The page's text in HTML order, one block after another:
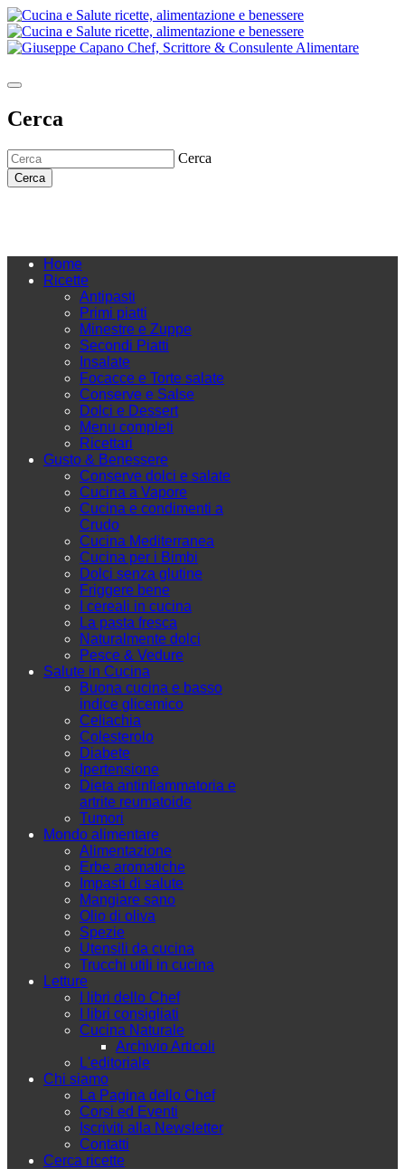
Cerca
Cerca
Cerca
Home
Ricette
Antipasti
Primi piatti
Minestre e Zuppe
Secondi Piatti
Insalate
Focacce e Torte salate
Conserve e Salse
Dolci e Dessert
Menu completi
Ricettari
Gusto & Benessere
Conserve dolci e salate
Cucina a Vapore
Cucina e condimenti a
Crudo
Cucina Mediterranea
Cucina per i Bimbi
Dolci senza glutine
Friggere bene
I cereali in cucina
La pasta fresca
Naturalmente dolci
Pesce & Vedure
Salute in Cucina
Buona cucina e basso
indice glicemico
Celiachia
Colesterolo
Diabete
Ipertensione
Dieta antinfiammatoria e
artrite reumatoide
Tumori
Mondo alimentare
Alimentazione
Erbe aromatiche
Impasti di salute
Mangiare sano
Olio di oliva
Spezie
Utensili da cucina
Trucchi utili in cucina
Letture
I libri dello Chef
I libri consigliati
Cucina Naturale
Archivio Articoli
L'editoriale
Chi siamo
La Pagina dello Chef
Corsi ed Eventi
Iscriviti alla Newsletter
Contatti
Cerca ricette